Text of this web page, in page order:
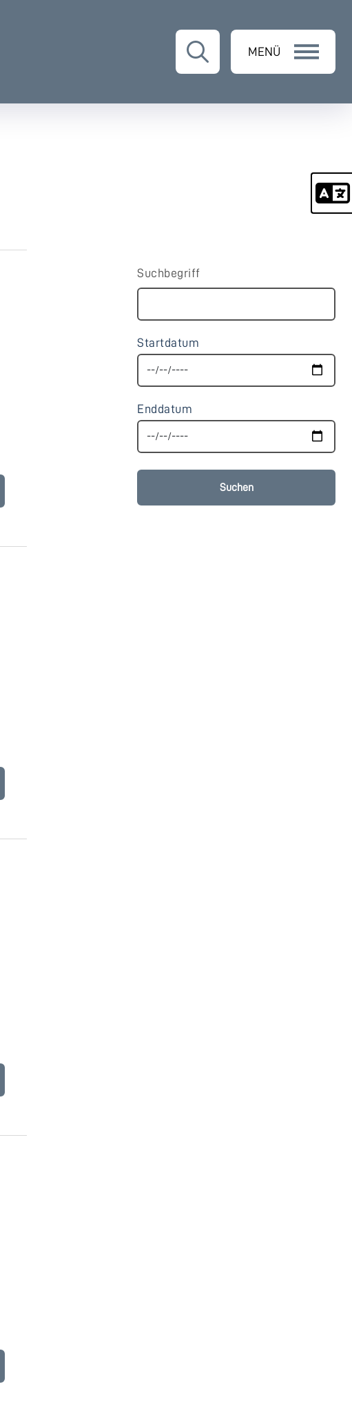
MENÜ
Suchbegriff
Startdatum
Enddatum